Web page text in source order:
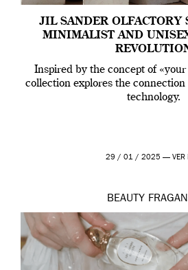
JIL SANDER OLFACTORY
MINIMALIST AND
Inspired by the concept of
collection explores the
technology.
29 / 01 / 2025 — VER
BEAUTY